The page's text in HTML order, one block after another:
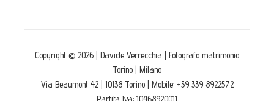
Copyright © 2026 | Davide Verrecchia | Fotografo matrimonio
Torino | Milano
Via Beaumont 42 | 10138 Torino | Mobile: +39 339 8922572